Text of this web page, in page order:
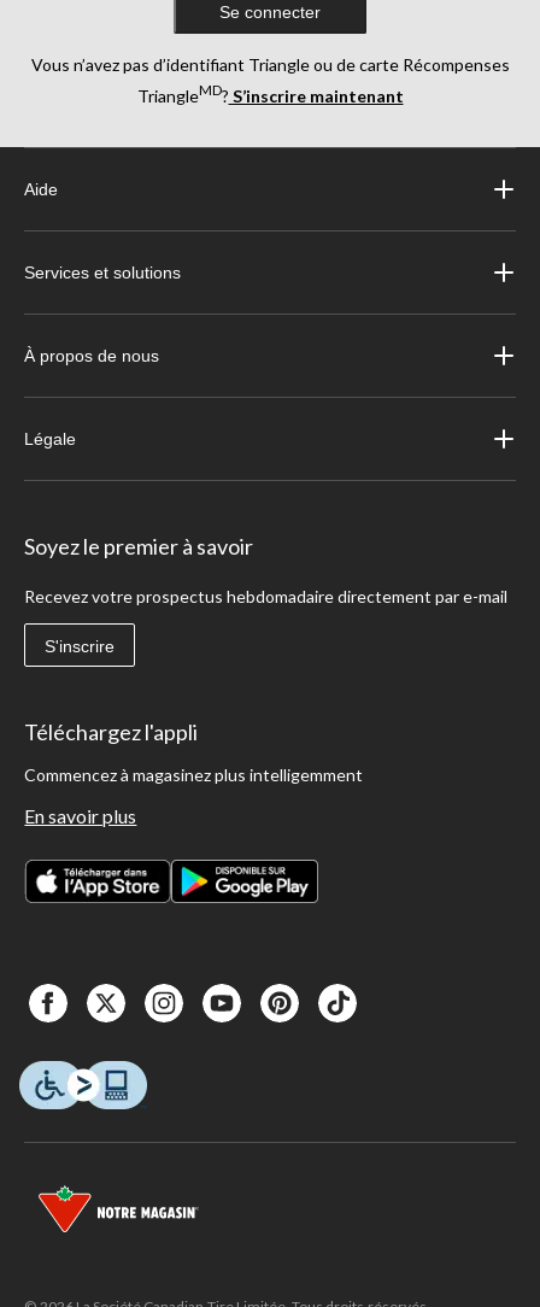
Se connecter
Vous n’avez pas d’identifiant Triangle ou de carte Récompenses
TriangleMD? S’inscrire maintenant
Aide
Services et solutions
À propos de nous
Légale
Soyez le premier à savoir
Recevez votre prospectus hebdomadaire directement par e-mail
S'inscrire
Téléchargez l'appli
Commencez à magasinez plus intelligemment
En savoir plus